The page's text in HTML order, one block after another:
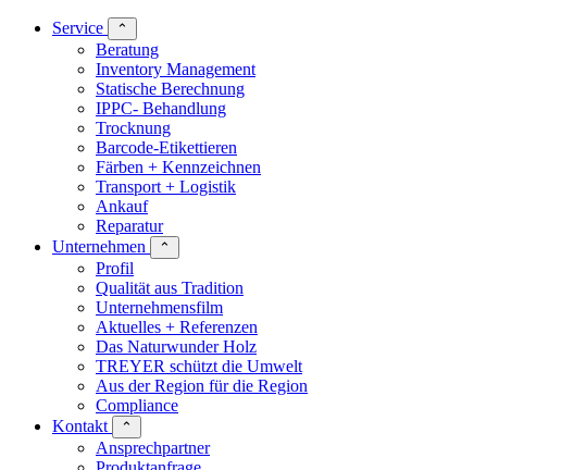
Service ⌃
Beratung
Inventory Management
Statische Berechnung
IPPC- Behandlung
Trocknung
Barcode-Etikettieren
Färben + Kennzeichnen
Transport + Logistik
Ankauf
Reparatur
Unternehmen
⌃
Profil
Qualität aus Tradition
Unternehmensfilm
Aktuelles + Referenzen
Das Naturwunder Holz
TREYER schützt die Umwelt
Aus der Region für die Region
Compliance
Kontakt
⌃
Ansprechpartner